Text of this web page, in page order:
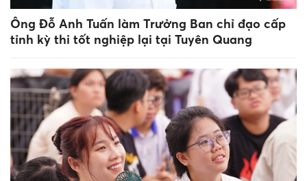
Ông Đỗ Anh Tuấn làm Trưởng Ban chỉ đạo cấp
tỉnh kỳ thi tốt nghiệp lại tại Tuyên Quang